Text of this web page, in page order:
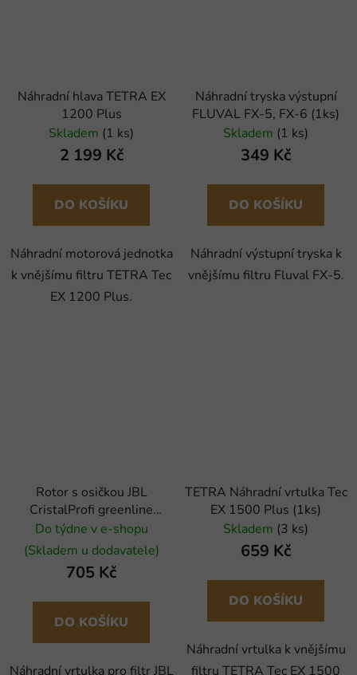
Náhradní hlava TETRA EX
1200 Plus
Skladem (1 ks)
2 199 Kč
DO KOŠÍKU
Náhradní motorová jednotka
k vnějšímu filtru TETRA Tec
EX 1200 Plus.
Náhradní tryska výstupní
FLUVAL FX-5, FX-6 (1ks)
Skladem (1 ks)
349 Kč
DO KOŠÍKU
Náhradní výstupní tryska k
vnějšímu filtru Fluval FX-5.
Rotor s osičkou JBL
CristalProfi greenline
e901/e902
Do týdne v e-shopu
(Skladem u dodavatele)
705 Kč
DO KOŠÍKU
Náhradní vrtulka pro filtr JBL
TETRA Náhradní vrtulka Tec
EX 1500 Plus (1ks)
Skladem (3 ks)
659 Kč
DO KOŠÍKU
Náhradní vrtulka k vnějšímu
filtru TETRA Tec EX 1500